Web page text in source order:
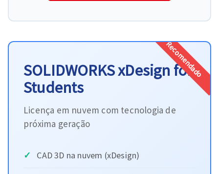
Recomendado
SOLIDWORKS xDesign for
Students
Licença em nuvem com tecnologia de
próxima geração
CAD 3D na nuvem (xDesign)